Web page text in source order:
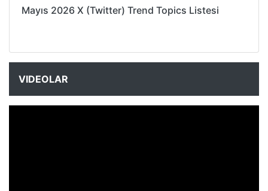
Mayıs 2026 X (Twitter) Trend Topics Listesi
VIDEOLAR